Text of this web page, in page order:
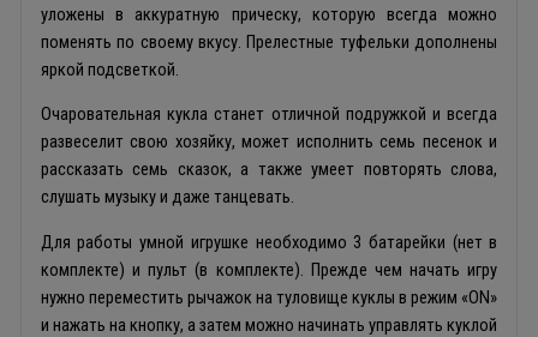
уложены в аккуратную прическу, которую всегда можно
поменять по своему вкусу. Прелестные туфельки дополнены
яркой подсветкой.
Очаровательная кукла станет отличной подружкой и всегда
развеселит свою хозяйку, может исполнить семь песенок и
рассказать семь сказок, а также умеет повторять слова,
слушать музыку и даже танцевать.
Для работы умной игрушке необходимо 3 батарейки (нет в
комплекте) и пульт (в комплекте). Прежде чем начать игру
нужно переместить рычажок на туловище куклы в режим «ON»
и нажать на кнопку, а затем можно начинать управлять куклой